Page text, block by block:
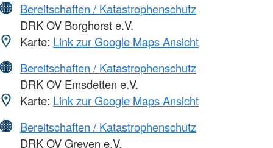
Bereitschaften / Katastrophenschutz
DRK OV Borghorst e.V.
Karte: Link zur Google Maps Ansicht
Bereitschaften / Katastrophenschutz
DRK OV Emsdetten e.V.
Karte: Link zur Google Maps Ansicht
Bereitschaften / Katastrophenschutz
DRK OV Greven e.V.